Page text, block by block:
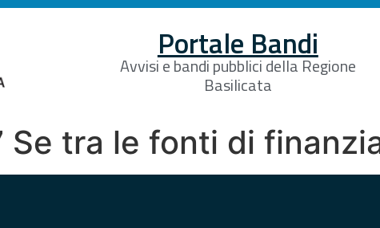
Portale Bandi
Avvisi e bandi pubblici della Regione
Basilicata
Se tra le fonti di